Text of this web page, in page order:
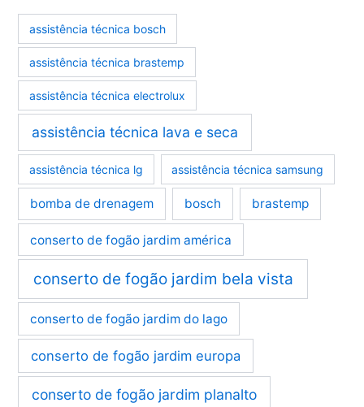
assistência técnica bosch
assistência técnica brastemp
assistência técnica electrolux
assistência técnica lava e seca
assistência técnica lg assistência técnica samsung
bomba de drenagem bosch brastemp
conserto de fogão jardim américa
conserto de fogão jardim bela vista
conserto de fogão jardim do lago
conserto de fogão jardim europa
conserto de fogão jardim planalto